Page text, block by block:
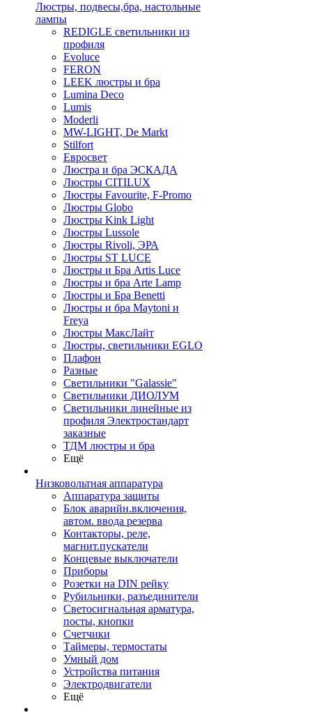
Люстры, подвесы,бра, настольные
лампы
REDIGLE светильники из
профиля
Evoluce
FERON
LEEK люстры и бра
Lumina Deco
Lumis
Moderli
MW-LIGHT, De Markt
Stilfort
Евросвет
Люстра и бра ЭСКАДА
Люстры CITILUX
Люстры Favourite, F-Promo
Люстры Globo
Люстры Kink Light
Люстры Lussole
Люстры Rivoli, ЭРА
Люстры ST LUCE
Люстры и Бра Artis Luce
Люстры и бра Arte Lamp
Люстры и Бра Benetti
Люстры и бра Maytoni и
Freya
Люстры МаксЛайт
Люстры, светильники EGLO
Плафон
Разные
Светильники "Galassie"
Светильники ДИОЛУМ
Светильники линейные из
профиля Электростандарт
заказные
ТДМ люстры и бра
Ещё
Низковольтная аппаратура
Аппаратура защиты
Блок аварийн.включения,
автом. ввода резерва
Контакторы, реле,
магнит.пускатели
Концевые выключатели
Приборы
Розетки на DIN рейку
Рубильники, разъединители
Светосигнальная арматура,
посты, кнопки
Счетчики
Таймеры, термостаты
Умный дом
Устройства питания
Электродвигатели
Ещё